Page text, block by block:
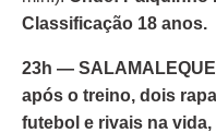
Classificação 18 anos.
23h —
após o treino, dois
futebol e rivais na